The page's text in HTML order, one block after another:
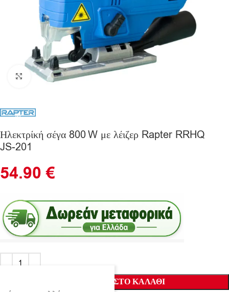
Click to enlarge
Ηλεκτρίκή σέγα 800 W με λέιζερ Rapter RRHQ
JS‑201
54.90€
ΠΡΟΣΘΉΚΗ ΣΤΟ ΚΑΛΆΘΙ